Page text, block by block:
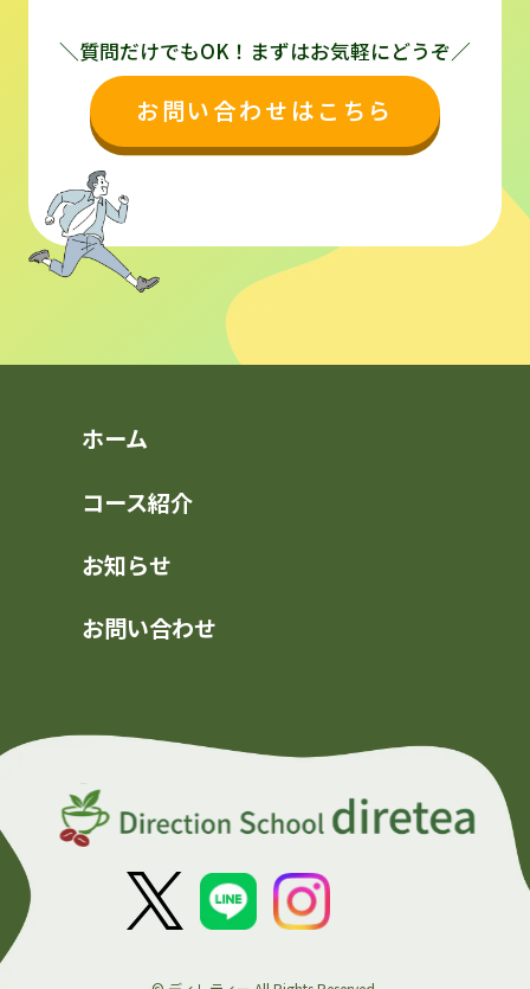
＼質問だけでもOK！まずはお気軽にどうぞ／
お問い合わせはこちら
ホーム
コース紹介
お知らせ
お問い合わせ